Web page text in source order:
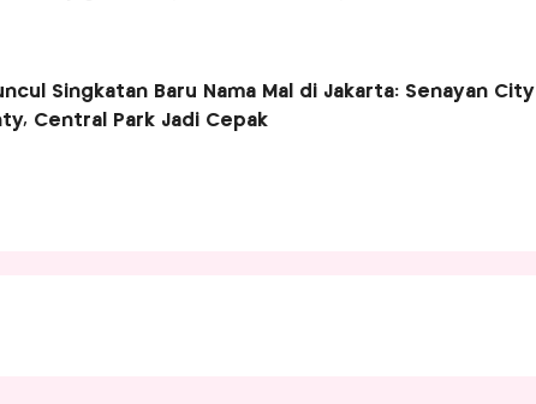
Singkatan Baru Nama Mal di Jakarta: Senayan City
Central Park Jadi Cepak